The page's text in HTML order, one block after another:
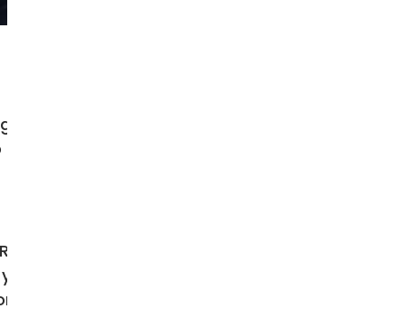
que es una forma de
una estrategia para silenciar la
Especial de la ONU para la
las empresas de redes sociales
la sexualidad y la identidad de